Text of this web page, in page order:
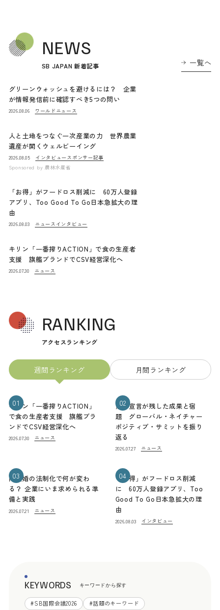
NEWS
SB JAPAN 新着記事 一覧へ
グリーンウォッシュを避けるには？ 企業
が情報発信前に確認すべき5つの問い
2026.08.06 ワールドニュース
人と土地をつなぐ一次産業の力 世界農業
遺産が開くウェルビーイング
2026.08.05 インタビュー スポンサー記事
Sponsored by 農林水産省
「お得」がフードロス削減に 60万人登録
アプリ、Too Good To Go日本急拡大の理
由
2026.08.03 ニュース インタビュー
キリン「一番搾りACTION」で食の生産者
支援 旗艦ブランドでCSV経営深化へ
2026.07.30 ニュース
RANKING
アクセスランキング
週間ランキング 月間ランキング
01
キリン「一番搾りACTION」
で食の生産者支援 旗艦ブラ
ンドでCSV経営深化へ
2026.07.30 ニュース
02
熊本宣言が残した成果と宿
題 グローバル・ネイチャー
ポジティブ・サミットを振り
返る
2026.07.27 ニュース
03
同性婚の法制化で何が変わ
る？ 企業にいま求められる準
備と実践
2026.07.21 ニュース
04
「お得」がフードロス削減
に 60万人登録アプリ、Too
Good To Go日本急拡大の理
由
2026.08.03 インタビュー
KEYWORDS キーワードから探す
#SB国際会議2026 #話題のキーワード